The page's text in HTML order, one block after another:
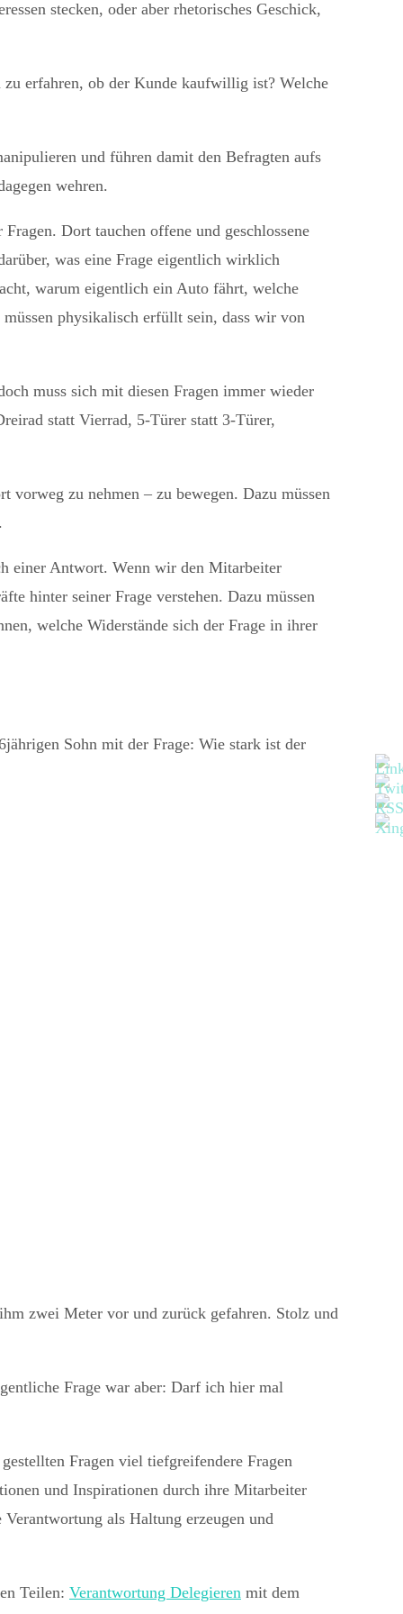
stecken, oder aber rhetorisches Geschick,
zu erfahren, ob der Kunde kaufwillig ist? Welche
und führen damit den Befragten aufs
wehren.
Dort tauchen offene und geschlossene
was eine Frage eigentlich wirklich
warum eigentlich ein Auto fährt, welche
physikalisch erfüllt sein, dass wir von
muss sich mit diesen Fragen immer wieder
statt Vierrad, 5-Türer statt 3-Türer,
vorweg zu nehmen – zu bewegen. Dazu müssen
einer Antwort. Wenn wir den Mitarbeiter
hinter seiner Frage verstehen. Dazu müssen
welche Widerstände sich der Frage in ihrer
Sohn mit der Frage: Wie stark ist der
zwei Meter vor und zurück gefahren. Stolz und
Frage war aber: Darf ich hier mal
Fragen viel tiefgreifendere Fragen
und Inspirationen durch ihre Mitarbeiter
als Haltung erzeugen und
Teilen: Verantwortung Delegieren mit dem